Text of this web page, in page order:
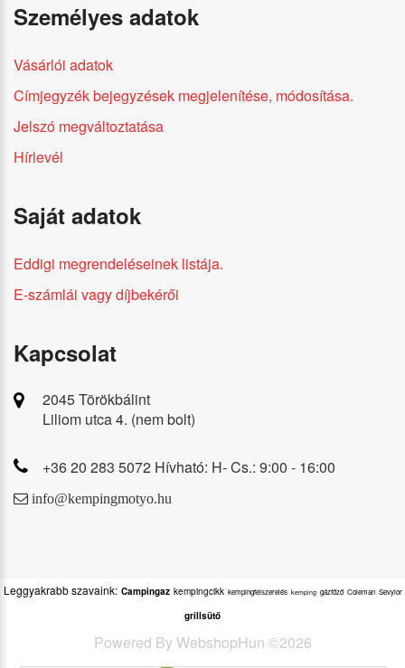
Személyes adatok
Vásárlói adatok
Címjegyzék bejegyzések megjelenítése, módosítása.
Jelszó megváltoztatása
Hírlevél
Saját adatok
Eddigi megrendeléseinek listája.
E-számlái vagy díjbekérői
Kapcsolat
2045 Törökbálint
Liliom utca 4. (nem bolt)
+36 20 283 5072 Hívható: H- Cs.: 9:00 - 16:00
info@kempingmotyo.hu
Leggyakrabb szavaink: Campingaz kempingcikk kempingfelszerelés kemping gázfőző Coleman Sevylor
grillsütő
Powered ByWebshopHun ©2026